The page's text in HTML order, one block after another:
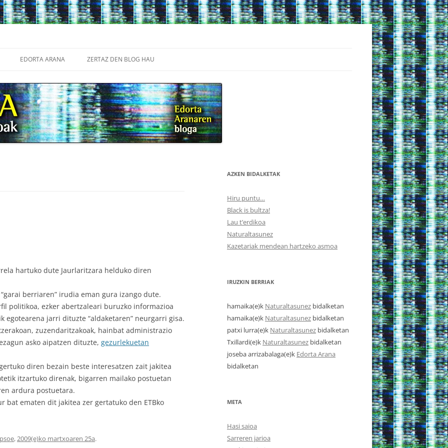
salto
EDORTA ARANA ZERTAZ DEN BLOG HAU
hartuko dute Jaurlaritzara helduko diren
berriaren” irudia eman gura izango dute.
politikoa, ezker abertzaleari buruzko informazioa
egotearena jarri dituzte “aldaketaren” neurgarri gisa.
zuzendaritzakoak, hainbat administrazio
asko aipatzen dituzte, gezurlekuetan
diren bezain beste interesatzen zait jakitea
itzartuko direnak, bigarren mailako postuetan
ardura postuetara.
bat ematen dit jakitea zer gertatuko den ETBko
psoe,2009(e)ko martxoaren 25a.
AZKEN BIDALKETAK
Hiru puntu…
Black is bultza!
Lau t’erdikoa
Naturaltasunez
Kazetariak mendean hartzeko asmoa
IRUZKIN BERRIAK
hamaika(e)k Naturaltasunez bidalketan
hamaika(e)k Naturaltasunez bidalketan
patxi lurra(e)k Naturaltasunez bidalketan
Txillardi(e)k Naturaltasunez bidalketan
joseba arrizabalaga(e)k Edorta Arana
bidalketan
META
Hasi saioa
Sarreren jarioa